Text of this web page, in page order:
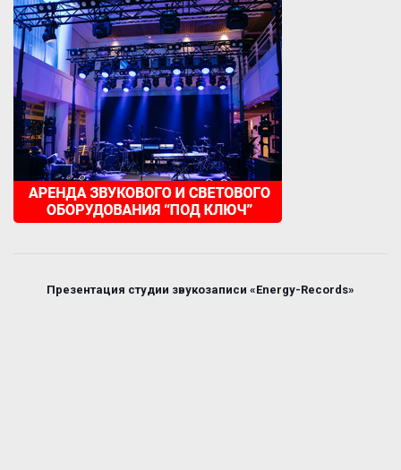
Презентация студии звукозаписи «Energy-Records»